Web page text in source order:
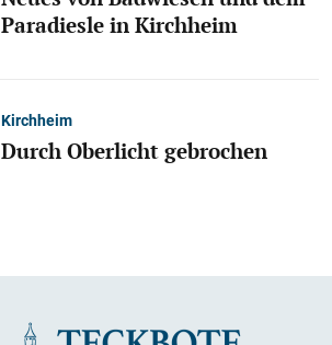
Paradiesle in Kirchheim
Kirchheim
Durch Oberlicht gebrochen